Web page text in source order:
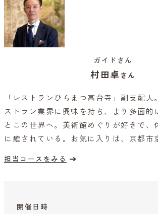
ガイドさん
村田卓さん
「レストランひらまつ高台寺」副支配人
ストラン業界に興味を持ち、より多面的
とこの世界へ。美術館めぐりが好きで、
に癒されている。お気に入りは、京都市
担当コースをみる
開催日時